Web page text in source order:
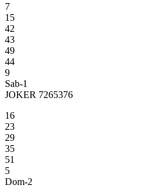
7
15
42
43
49
44
9
Sab-1
JOKER 7265376
16
23
29
35
51
5
Dom-2